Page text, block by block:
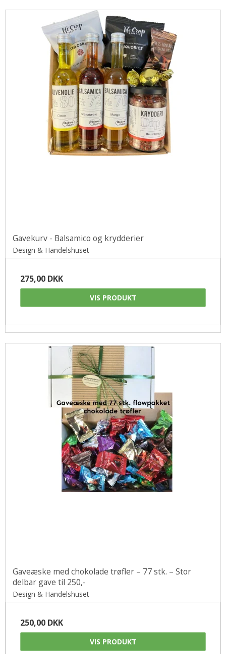
Gavekurv - Balsamico og krydderier
Design & Handelshuset
275,00 DKK
VIS PRODUKT
Gaveæske med chokolade trøfler – 77 stk. – Stor
delbar gave til 250,-
Design & Handelshuset
250,00 DKK
VIS PRODUKT